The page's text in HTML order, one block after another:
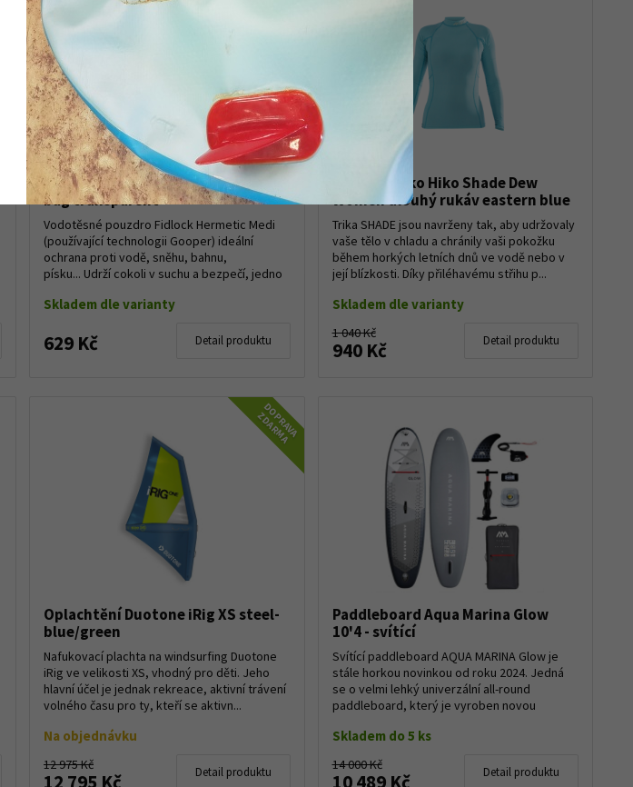
Vodotěsné pouzdro Fidlock Medi
bag transparent
Vodotěsné pouzdro Fidlock Hermetic Medi
(používající technologii Gooper) ideální
ochrana proti vodě, sněhu, bahnu,
písku... Udrží cokoli v suchu a bezpečí, jedno
Skladem dle varianty
629 Kč Detail produktu
Dámské triko Hiko Shade Dew
Women dlouhý rukáv eastern blue
Trika SHADE jsou navrženy tak, aby udržovaly
vaše tělo v chladu a chránily vaši pokožku
během horkých letních dnů ve vodě nebo v
její blízkosti. Díky přiléhavému střihu p...
Skladem dle varianty
1 040 Kč
940 Kč Detail produktu
DOPRAVA
ZDARMA
Oplachtění Duotone iRig XS steel-
blue/green
Nafukovací plachta na windsurfing Duotone
iRig ve velikosti XS, vhodný pro děti. Jeho
hlavní účel je jednak rekreace, aktivní trávení
volného času pro ty, kteří se aktivn...
Na objednávku
12 975 Kč
12 795 Kč Detail produktu
Paddleboard Aqua Marina Glow
10'4 - svítící
Svítící paddleboard AQUA MARINA Glow je
stále horkou novinkou od roku 2024. Jedná
se o velmi lehký univerzální all-round
paddleboard, který je vyroben novou
Skladem do 5 ks
14 000 Kč
10 489 Kč Detail produktu